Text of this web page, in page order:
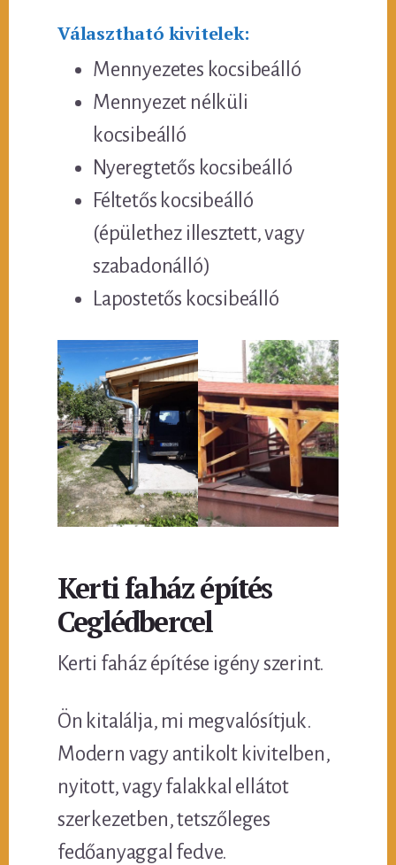
Választható kivitelek:
Mennyezetes kocsibeálló
Mennyezet nélküli
kocsibeálló
Nyeregtetős kocsibeálló
Féltetős kocsibeálló
(épülethez illesztett, vagy
szabadonálló)
Lapostetős kocsibeálló
Kerti faház építés
Ceglédbercel
Kerti faház építése igény szerint.
Ön kitalálja, mi megvalósítjuk.
Modern vagy antikolt kivitelben,
nyitott, vagy falakkal ellátot
szerkezetben, tetszőleges
fedőanyaggal fedve.